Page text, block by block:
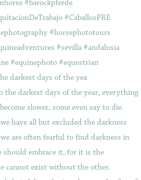
darkest days of the yea